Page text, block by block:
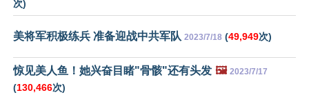
次)
美将军积极练兵 准备迎战中共军队 2023/7/18 (49,949次)
惊见美人鱼！她兴奋目睹"骨骸"还有头发 🖼️ 2023/7/17
(130,466次)